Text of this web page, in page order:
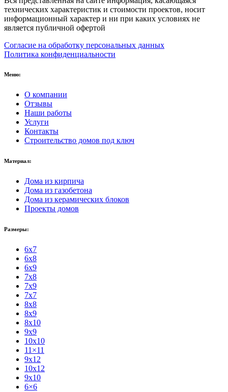
технических характеристик и стоимости проектов, носит
информационный характер и ни при каких условиях не
является публичной офертой
Согласие на обработку персональных данных
Политика конфиденциальности
Меню:
О компании
Отзывы
Наши работы
Услуги
Контакты
Строительство домов под ключ
Материал:
Дома из кирпича
Дома из газобетона
Дома из керамических блоков
Проекты домов
Размеры:
6x7
6x8
6x9
7x8
7x9
7x7
8x8
8x9
8x10
9x9
10x10
11×11
9x12
10x12
9x10
6×6